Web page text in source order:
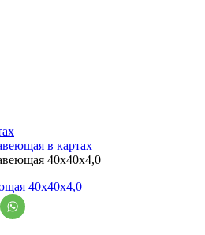
в картах
40х40х4,0